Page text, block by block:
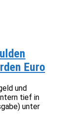
Euro
und
tief in
unter